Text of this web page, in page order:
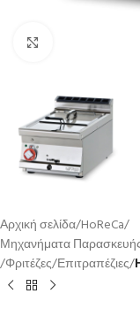
Αρχική σελίδα HoReCa
Μηχανήματα
Φριτέζες Επιτραπέζιες